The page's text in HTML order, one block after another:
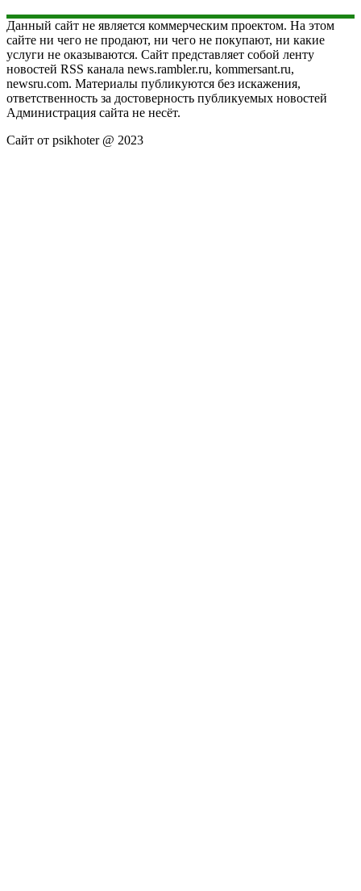
Данный сайт не является коммерческим проектом. На этом
сайте ни чего не продают, ни чего не покупают, ни какие
услуги не оказываются. Сайт представляет собой ленту
новостей RSS канала news.rambler.ru, kommersant.ru,
newsru.com. Материалы публикуются без искажения,
ответственность за достоверность публикуемых новостей
Администрация сайта не несёт.
Сайт от psikhoter @ 2023